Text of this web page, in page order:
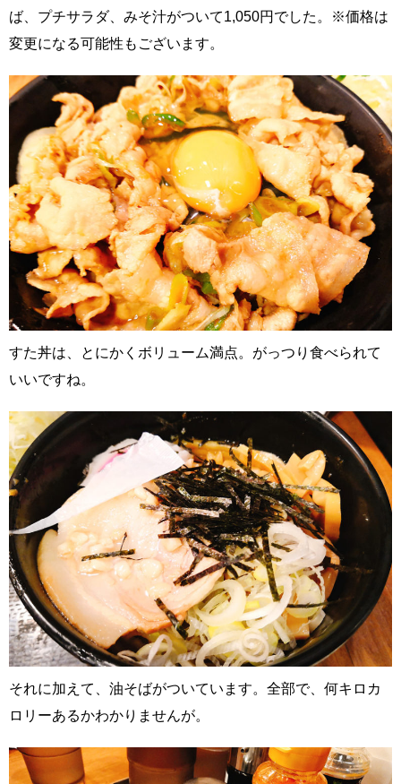
ば、プチサラダ、みそ汁がついて1,050円でした。※価格は
変更になる可能性もございます。
すた丼は、とにかくボリューム満点。がっつり食べられて
いいですね。
それに加えて、油そばがついています。全部で、何キロカ
ロリーあるかわかりませんが。